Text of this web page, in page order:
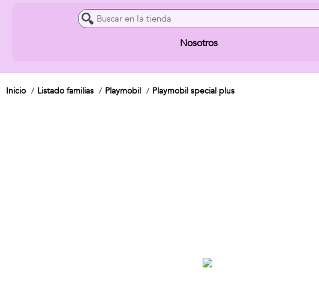
Nosotros
Inicio Listado familias Playmobil Playmobil special plus